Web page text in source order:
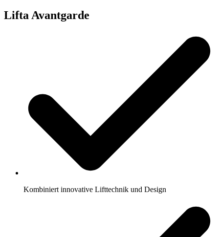
Lifta Avantgarde
Kombiniert innovative Lifttechnik und Design